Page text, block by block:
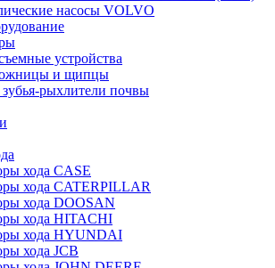
насосы VOLVO
устройства
и щипцы
рыхлители почвы
хода CASE
хода CATERPILLAR
хода DOOSAN
хода HITACHI
хода HYUNDAI
хода JCB